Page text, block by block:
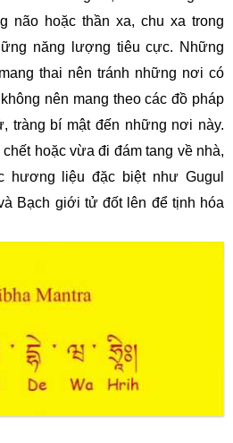
não hoặc thần xa, chu xa trong
năng lượng tiêu cực. Những
thai nên tránh những nơi có
nên mang theo các đồ pháp
tràng bí mật đến những nơi này.
hoặc vừa đi đám tang về nhà,
hương liệu đặc biệt như Gugul
Bạch giới tử đốt lên để tịnh hóa